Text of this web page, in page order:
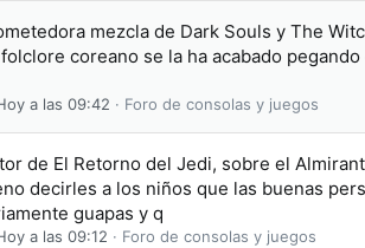
mezcla de Dark Souls y The
coreano se la ha acabado pegando
a las 09:42 Foro de consolas y juegos
de El Retorno del Jedi, sobre el
decirles a los niños que las buenas
guapas y q
a las 09:12 Foro de consolas y juegos